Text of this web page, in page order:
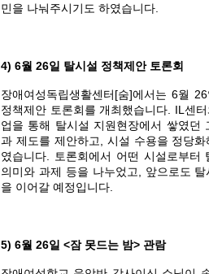
민을 나눠주시기도 하였습니다.
4) 6월 26일 탈시설 정책제안 토론회
장애여성독립생활센터[숨]에서는 6월
정책제안 토론회를 개최했습니다. IL센
업을 통해 탈시설 지원현장에서 쌓였던
과 제도를 제안하고, 시설 수용을 정당
였습니다. 토론회에서 어떤 시설로부터
의미와 과제 등을 나누었고, 앞으로도
을 이어갈 예정입니다.
5) 6월 26일 <잠 못드는 밤> 관람